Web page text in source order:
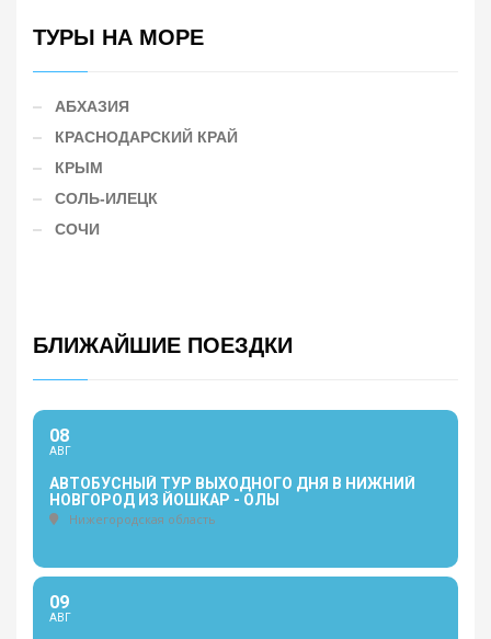
ТУРЫ НА МОРЕ
АБХАЗИЯ
КРАСНОДАРСКИЙ КРАЙ
КРЫМ
СОЛЬ-ИЛЕЦК
СОЧИ
БЛИЖАЙШИЕ ПОЕЗДКИ
08
АВГ
АВТОБУСНЫЙ ТУР ВЫХОДНОГО ДНЯ В НИЖНИЙ
НОВГОРОД ИЗ ЙОШКАР - ОЛЫ
Нижегородская область
09
АВГ